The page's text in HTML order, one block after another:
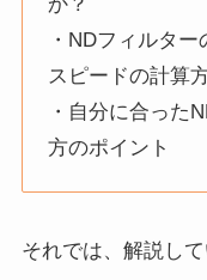
・NDフィルタ
スピードの計算
・自分に合った
方のポイント
それでは、解説し